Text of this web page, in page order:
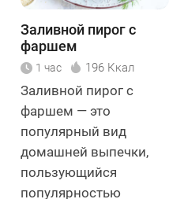
Заливной пирог с
фаршем
1 час 196 Ккал
Заливной пирог с
фаршем — это
популярный вид
домашней выпечки,
пользующийся
популярностью